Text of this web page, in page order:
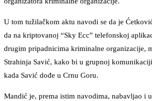
U tom tužilačkom aktu navodi se da je
da na kriptovanoj “Sky Ecc” telefonskoj
drugim pripadnicima kriminalne organizacije,
Strahinja Savić, kako bi u grupnoj
kada Savić dođe u Crnu Goru.
Mandić je, prema istim navodima, nabavljao i